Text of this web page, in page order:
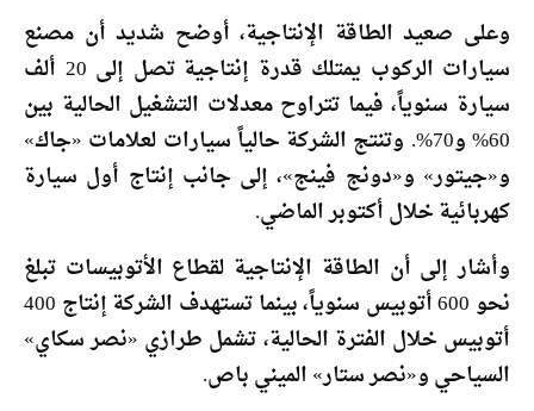
وعلى صعيد الطاقة الإنتاجية، أوضح شديد أن مصنع
سيارات الركوب يمتلك قدرة إنتاجية تصل إلى 20 ألف
سيارة سنوياً، فيما تتراوح معدلات التشغيل الحالية بين
60% و70%. وتنتج الشركة حالياً سيارات لعلامات «جاك»
و«جيتور» و«دونج فينج»، إلى جانب إنتاج أول سيارة
كهربائية خلال أكتوبر الماضي.
وأشار إلى أن الطاقة الإنتاجية لقطاع الأتوبيسات تبلغ
نحو 600 أتوبيس سنوياً، بينما تستهدف الشركة إنتاج 400
أتوبيس خلال الفترة الحالية، تشمل طرازي «نصر سكاي»
السياحي و«نصر ستار» الميني باص.